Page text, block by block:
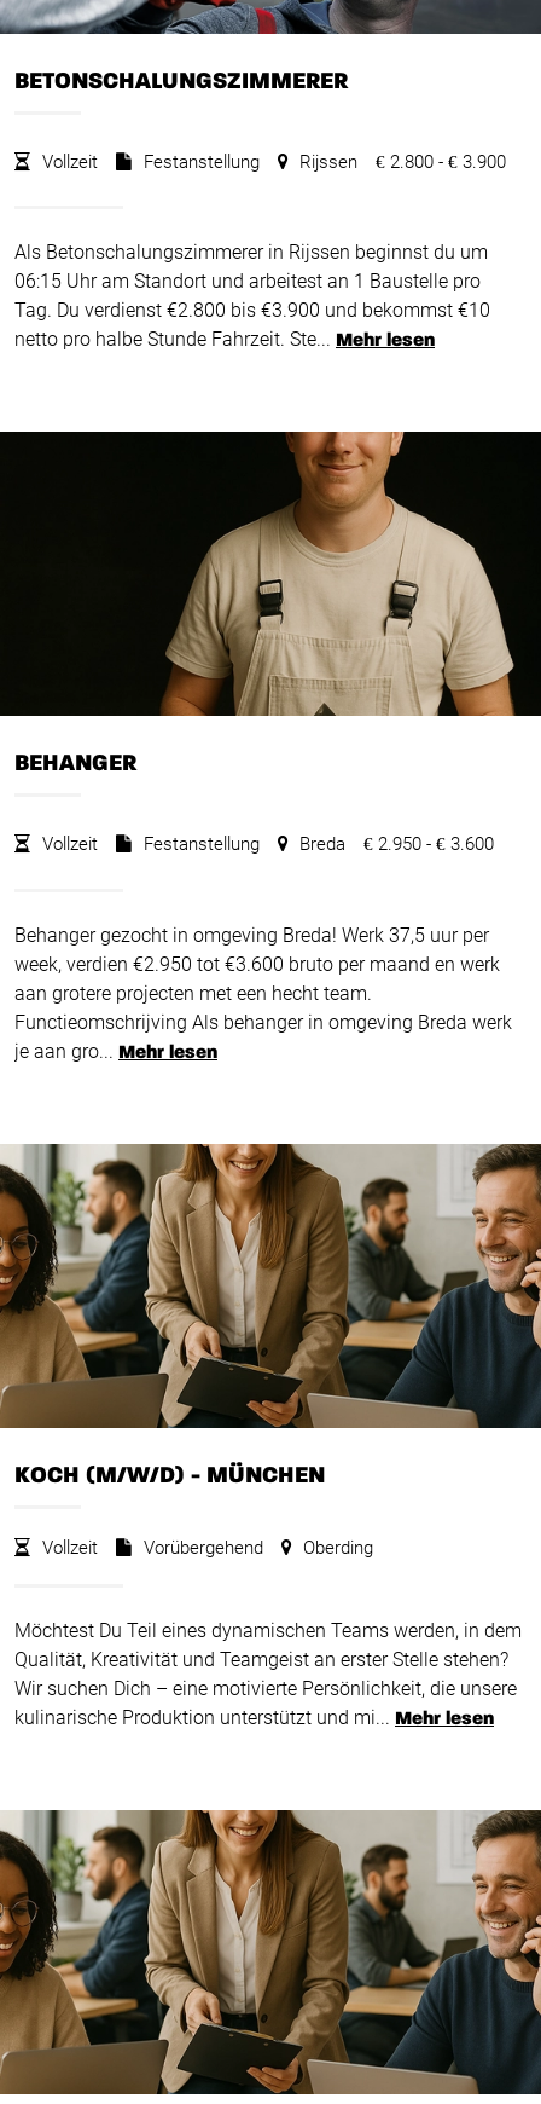
BETONSCHALUNGSZIMMERER
Vollzeit Festanstellung Rijssen € 2.800 - € 3.900
Als Betonschalungszimmerer in Rijssen beginnst du um
06:15 Uhr am Standort und arbeitest an 1 Baustelle pro
Tag. Du verdienst €2.800 bis €3.900 und bekommst €10
netto pro halbe Stunde Fahrzeit. Ste... Mehr lesen
BEHANGER
Vollzeit Festanstellung Breda € 2.950 - € 3.600
Behanger gezocht in omgeving Breda! Werk 37,5 uur per
week, verdien €2.950 tot €3.600 bruto per maand en werk
aan grotere projecten met een hecht team.
Functieomschrijving Als behanger in omgeving Breda werk
je aan gro... Mehr lesen
KOCH (M/W/D) - MÜNCHEN
Vollzeit Vorübergehend Oberding
Möchtest Du Teil eines dynamischen Teams werden, in dem
Qualität, Kreativität und Teamgeist an erster Stelle stehen?
Wir suchen Dich – eine motivierte Persönlichkeit, die unsere
kulinarische Produktion unterstützt und mi... Mehr lesen